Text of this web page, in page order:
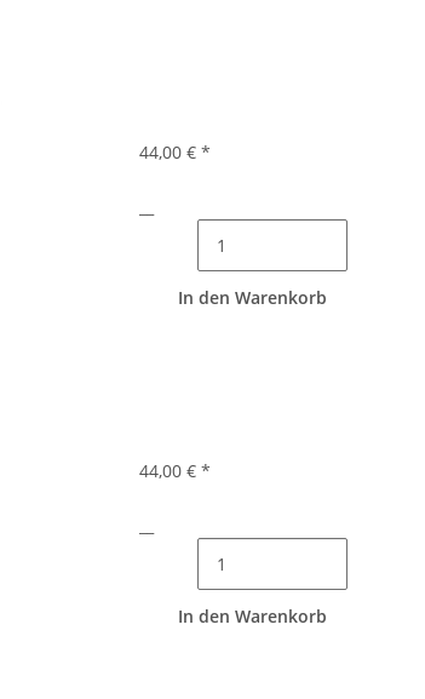
44,00 € *
In den Warenkorb
44,00 € *
In den Warenkorb